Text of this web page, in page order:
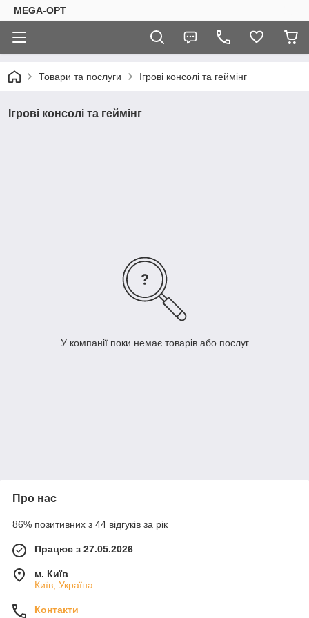
MEGA-OPT
Товари та послуги Ігрові консолі та геймінг
Ігрові консолі та геймінг
У компанії поки немає товарів або послуг
Про нас
86% позитивних з 44 відгуків за рік
Працює з 27.05.2026
м. Київ
Київ, Україна
Контакти